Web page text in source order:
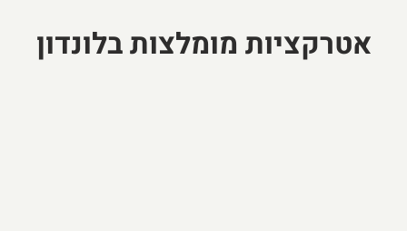
אטרקציות מומלצות בלונדון